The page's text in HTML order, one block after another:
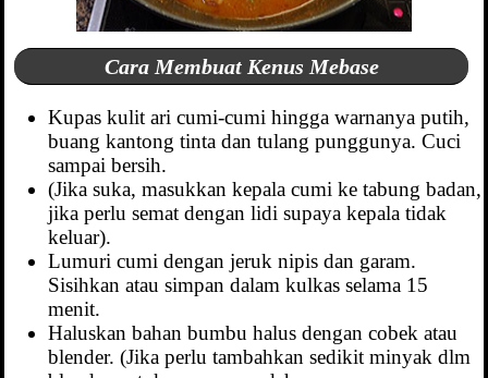
Cara Membuat Kenus Mebase
Kupas kulit ari cumi-cumi hingga warnanya putih,
buang kantong tinta dan tulang punggunya. Cuci
sampai bersih.
(Jika suka, masukkan kepala cumi ke tabung badan,
jika perlu semat dengan lidi supaya kepala tidak
keluar).
Lumuri cumi dengan jeruk nipis dan garam.
Sisihkan atau simpan dalam kulkas selama 15
menit.
Haluskan bahan bumbu halus dengan cobek atau
blender. (Jika perlu tambahkan sedikit minyak dlm